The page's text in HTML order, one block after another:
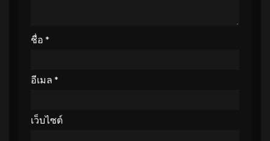
ชื่อ *
อีเมล *
เว็บไซต์